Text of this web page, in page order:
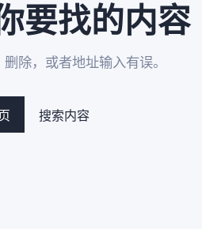
要找的内容
除，或者地址输入有误。
搜索内容